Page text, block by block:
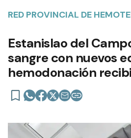
RED PROVINCIAL DE
Estanislao del
sangre con nuevos
hemodonación